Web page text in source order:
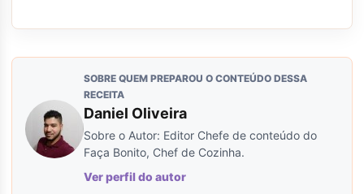
SOBRE QUEM PREPAROU O CONTEÚDO DESSA
RECEITA
Daniel Oliveira
Sobre o Autor: Editor Chefe de conteúdo do
Faça Bonito, Chef de Cozinha.
Ver perfil do autor